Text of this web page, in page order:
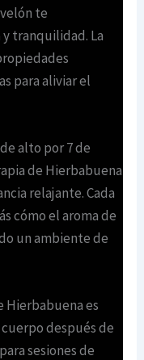
te
tranquilidad. La
para aliviar el
alto por 7 de
de Hierbabuena
relajante. Cada
cómo el aroma de
un ambiente de
Hierbabuena es
después de
sesiones de